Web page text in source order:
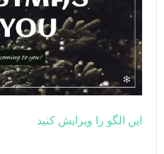
این الگو را ویرایش کنید